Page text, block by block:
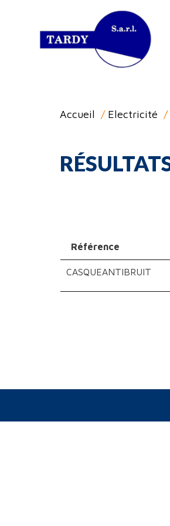
Accueil / Electricité /
Référence
CASQUEANTIBRUIT